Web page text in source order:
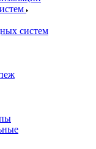
систем